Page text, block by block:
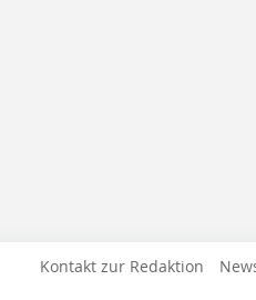
Kontakt zur Redaktion